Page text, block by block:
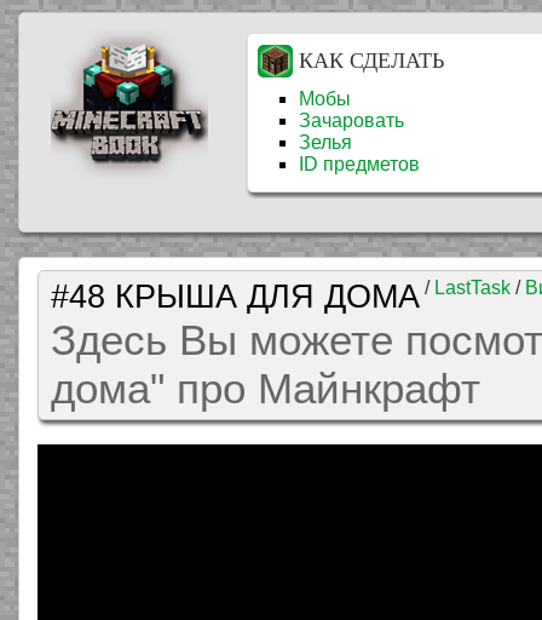
КАК СДЕЛАТЬ
Мобы
Зачаровать
Зелья
ID предметов
#48 КРЫША ДЛЯ ДОМА / LastTask /
Здесь Вы можете
дома" про Майнкрафт